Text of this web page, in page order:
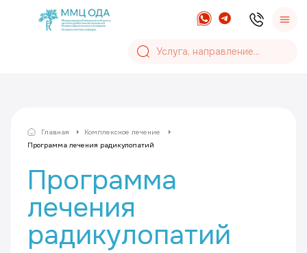
Главная
Комплексное лечение
Программа лечения радикулопатий
Программа
лечения
радикулопатий